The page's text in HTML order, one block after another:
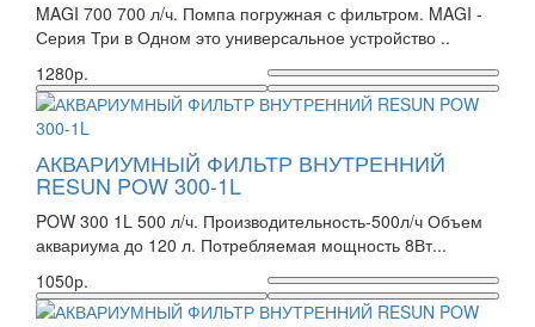
MAGI 700 700 л/ч. Помпа погружная с фильтром. MAGI -
Серия Три в Одном это универсальное устройство ..
1280р.
АКВАРИУМНЫЙ ФИЛЬТР ВНУТРЕННИЙ
RESUN POW 300-1L
POW 300 1L 500 л/ч. Производительность-500л/ч Объем
аквариума до 120 л. Потребляемая мощность 8Вт...
1050р.